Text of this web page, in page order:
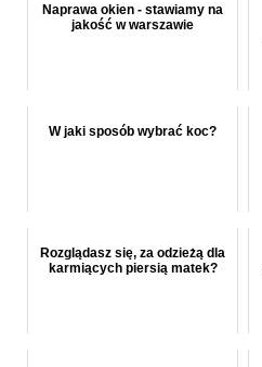
Naprawa okien - stawiamy na
jakość w warszawie
W jaki sposób wybrać koc?
Rozglądasz się, za odzieżą dla
karmiących piersią matek?